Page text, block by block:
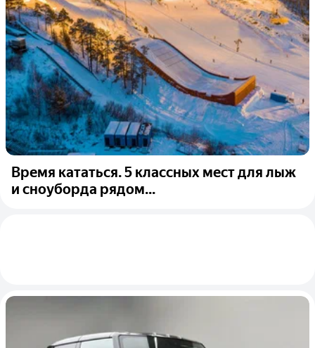
Время кататься. 5 классных мест для лыж
и сноуборда рядом...